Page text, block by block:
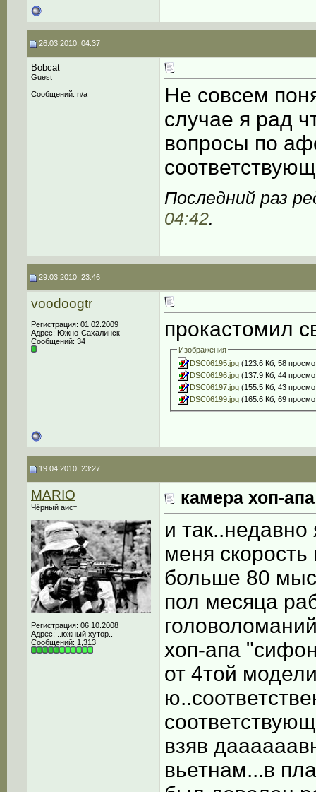
26.03.2010, 04:37
Bobcat
Guest
Сообщений: n/a
Не совсем
случае я рад
вопросы по
Последний раз
04:42.
29.03.2010, 23:46
voodoogtr
Регистрация: 01.02.2009
Адрес: Южно-Сахалинск
Сообщений: 34
прокастомил
Изображения
DSC06195.jpg (123.6 Кб, 58
DSC06196.jpg (137.9 Кб, 44
DSC06197.jpg (155.5 Кб, 43
DSC06199.jpg (165.6 Кб, 69
19.04.2010, 23:27
MARIO
Чёрный аист
Регистрация: 06.10.2008
Адрес: ..южный хутор..
Сообщений: 1,313
камера хоп-апа
и
меня
больше 80
пол месяца
хоп-апа
от 4той
взяв
вьетнам...в